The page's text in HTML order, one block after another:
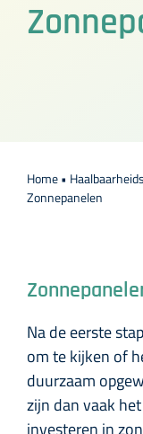
Over DOORadvies
Home•
Zonnepanelen
Na de eerste
om te kijken of
duurzaam
zijn dan vaak